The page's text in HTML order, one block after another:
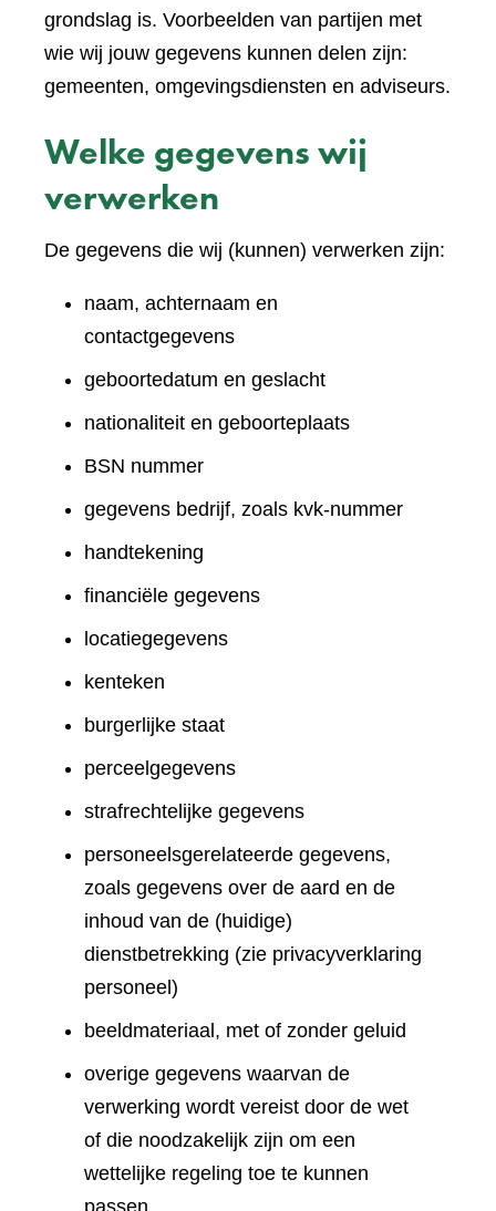
grondslag is. Voorbeelden van partijen met
wie wij jouw gegevens kunnen delen zijn:
gemeenten, omgevingsdiensten en adviseurs.
Welke gegevens wij
verwerken
De gegevens die wij (kunnen) verwerken zijn:
naam, achternaam en
contactgegevens
geboortedatum en geslacht
nationaliteit en geboorteplaats
BSN nummer
gegevens bedrijf, zoals kvk-nummer
handtekening
financiële gegevens
locatiegegevens
kenteken
burgerlijke staat
perceelgegevens
strafrechtelijke gegevens
personeelsgerelateerde gegevens,
zoals gegevens over de aard en de
inhoud van de (huidige)
dienstbetrekking (zie privacyverklaring
personeel)
beeldmateriaal, met of zonder geluid
overige gegevens waarvan de
verwerking wordt vereist door de wet
of die noodzakelijk zijn om een
wettelijke regeling toe te kunnen
passen